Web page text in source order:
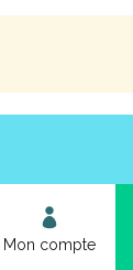
Mon compte